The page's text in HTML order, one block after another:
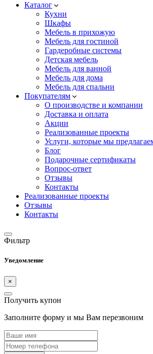
Каталог
Кухни
Шкафы
Мебель в прихожую
Мебель для гостиной
Гардеробные системы
Детская мебель
Мебель для ванной
Мебель для дома
Мебель для спальни
Покупателям
О производстве и компании
Доставка и оплата
Акции
Реализованные проекты
Услуги, которые мы
Блог
Подарочные сертификаты
Вопрос-ответ
Отзывы
Контакты
Реализованные проекты
Отзывы
Контакты
Фильтр
Уведомление
×
Получить купон
Заполните форму и мы Вам перезвоним